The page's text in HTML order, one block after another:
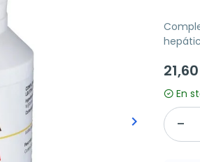
Siguiente
keyboard_arrow_right
En